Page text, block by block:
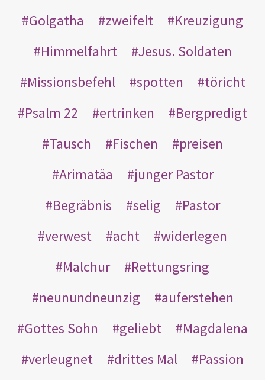
Golgatha
zweifelt
Kreuzigung
Himmelfahrt
Jesus. Soldaten
Missionsbefehl
spotten
töricht
Psalm 22
ertrinken
Bergpredigt
Tausch
Fischen
preisen
Arimatäa
junger Pastor
Begräbnis
selig
Pastor
verwest
acht
widerlegen
Malchur
Rettungsring
neunundneunzig
auferstehen
Gottes Sohn
geliebt
Magdalena
verleugnet
drittes Mal
Passion